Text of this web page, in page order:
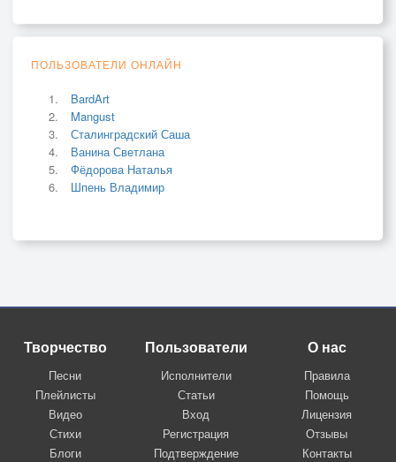
ПОЛЬЗОВАТЕЛИ ОНЛАЙН
BardArt
Mangust
Сталинградский Саша
Ванина Светлана
Фёдорова Наталья
Шпень Владимир
Творчество
Песни
Плейлисты
Видео
Стихи
Блоги
Пользователи
Исполнители
Статьи
Вход
Регистрация
Подтверждение
О нас
Правила
Помощь
Лицензия
Отзывы
Контакты